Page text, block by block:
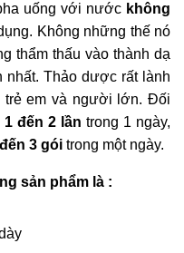
uống với nước không
Không những thế nó
thẩm thấu vào thành dạ
nhất. Thảo dược rất lành
trẻ em và người lớn. Đối
đến 2 lần trong 1 ngày,
3 gói trong một ngày.
sản phẩm là :